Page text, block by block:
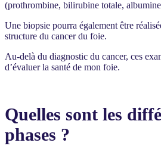
(prothrombine, bilirubine totale,
Une biopsie pourra également être
structure du cancer du foie.
Au-delà du diagnostic du cancer, ces
d’évaluer la santé de mon foie.
Quelles sont les
phases ?